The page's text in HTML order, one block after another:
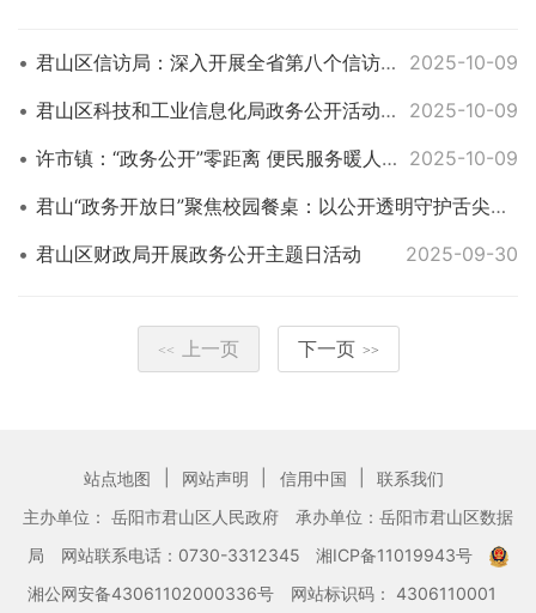
君山区信访局：深入开展全省第八个信访法治宣传月活动
2025-10-09
君山区科技和工业信息化局政务公开活动日：精准施策优环境 聚力赋能助企业
2025-10-09
许市镇：“政务公开”零距离 便民服务暖人心 2025-10-09
君山“政务开放日”聚焦校园餐桌：以公开透明守护舌尖安全，提升满意度
君山区财政局开展政务公开主题日活动
2025-09-30
<< 上一页 下一页 >>
站点地图 网站声明 信用中国
联系我们
主办单位： 岳阳市君山区人民政府
承办单位：岳阳市君山区数据
局
网站联系电话：0730-3312345
湘ICP备11019943号
湘公网安备43061102000336号
网站标识码： 4306110001